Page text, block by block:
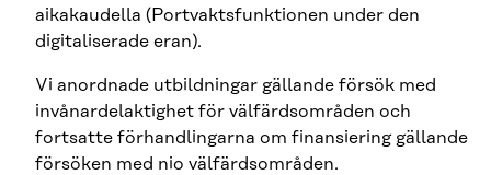
aikakaudella (Portvaktsfunktionen under den
digitaliserade eran).
Vi anordnade utbildningar gällande försök med
invånardelaktighet för välfärdsområden och
fortsatte förhandlingarna om finansiering gällande
försöken med nio välfärdsområden.